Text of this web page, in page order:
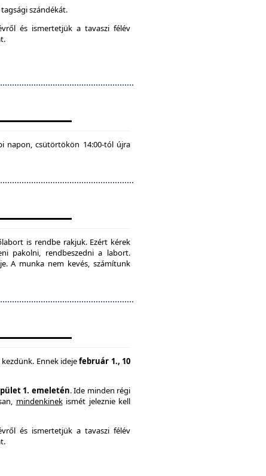
szándékát.
és ismertetjük a tavaszi félév
napon, csütörtökön 14:00-tól újra
is rendbe rakjuk. Ezért kérek
pakolni, rendbeszedni a labort.
A munka nem kevés, számítunk
kezdünk. Ennek idejefebruár 1., 10
1. emeletén. Ide minden régi
mindenkinekismét jeleznie kell
és ismertetjük a tavaszi félév